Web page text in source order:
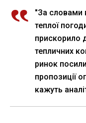
"За словами
теплої
прискорило
тепличних
ринок
пропозиції
кажуть